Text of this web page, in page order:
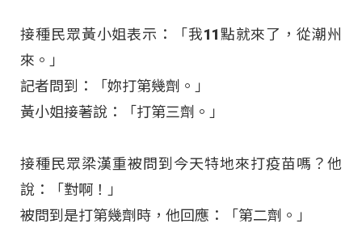
接種民眾黃小姐表示：「我11點就來了，從潮州
來。」
記者問到：「妳打第幾劑。」
黃小姐接著說：「打第三劑。」
接種民眾梁漢重被問到今天特地來打疫苗嗎？他
說：「對啊！」
被問到是打第幾劑時，他回應：「第二劑。」